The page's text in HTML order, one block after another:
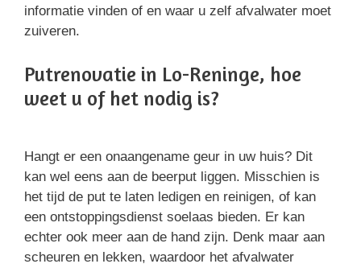
informatie vinden of en waar u zelf afvalwater moet
zuiveren.
Putrenovatie in Lo-Reninge, hoe
weet u of het nodig is?
Hangt er een onaangename geur in uw huis? Dit
kan wel eens aan de beerput liggen. Misschien is
het tijd de put te laten ledigen en reinigen, of kan
een ontstoppingsdienst soelaas bieden. Er kan
echter ook meer aan de hand zijn. Denk maar aan
scheuren en lekken, waardoor het afvalwater